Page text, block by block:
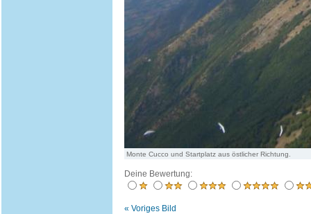
Monte Cucco und Startplatz aus östlicher Richtung.
Deine Bewertung:
« Voriges Bild